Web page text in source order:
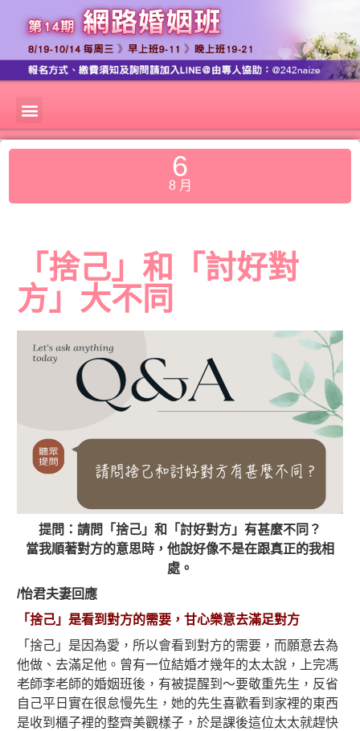
6
8 月
「捨己」和「討好對
方」大不同
提問：請問「捨己」和「討好對方」有甚麼不同？
當我順著對方的意思時，他說好像不是在跟真正的我相
處。
/怡君夫妻回應
「捨己」是看到對方的需要，甘心樂意去滿足對方
「捨己」是因為愛，所以會看到對方的需要，而願意去為
他做、去滿足他。曾有一位結婚才幾年的太太說，上完馮
老師李老師的婚姻班後，有被提醒到～要敬重先生，反省
自己平日實在很怠慢先生，她的先生喜歡看到家裡的東西
是收到櫃子裡的整齊美觀樣子，於是課後這位太太就趕快